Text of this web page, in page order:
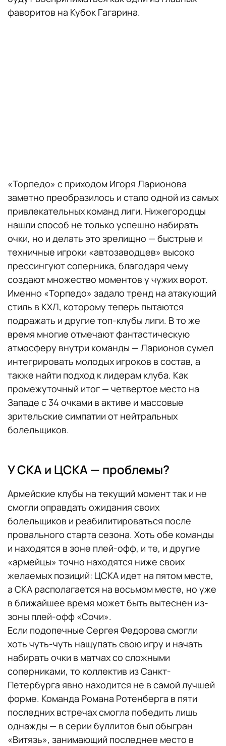
фаворитов на Кубок Гагарина.
«Торпедо» с приходом Игоря Ларионова
заметно преобразилось и стало одной из самых
привлекательных команд лиги. Нижегородцы
нашли способ не только успешно набирать
очки, но и делать это зрелищно — быстрые и
техничные игроки «автозаводцев» высоко
прессингуют соперника, благодаря чему
создают множество моментов у чужих ворот.
Именно «Торпедо» задало тренд на атакующий
стиль в КХЛ, которому теперь пытаются
подражать и другие топ-клубы лиги. В то же
время многие отмечают фантастическую
атмосферу внутри команды — Ларионов сумел
интегрировать молодых игроков в состав, а
также найти подход к лидерам клуба. Как
промежуточный итог — четвертое место на
Западе с 34 очками в активе и массовые
зрительские симпатии от нейтральных
болельщиков.
У СКА и ЦСКА — проблемы?
Армейские клубы на текущий момент так и не
смогли оправдать ожидания своих
болельщиков и реабилитироваться после
провального старта сезона. Хоть обе команды
и находятся в зоне плей-офф, и те, и другие
«армейцы» точно находятся ниже своих
желаемых позиций: ЦСКА идет на пятом месте,
а СКА располагается на восьмом месте, но уже
в ближайшее время может быть вытеснен из-
зоны плей-офф «Сочи».
Если подопечные Сергея Федорова смогли
хоть чуть-чуть нащупать свою игру и начать
набирать очки в матчах со сложными
соперниками, то коллектив из Санкт-
Петербурга явно находится не в самой лучшей
форме. Команда Романа Ротенберга в пяти
последних встречах смогла победить лишь
однажды — в серии буллитов был обыгран
«Витязь», занимающий последнее место в